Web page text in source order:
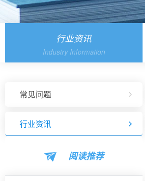
行业资讯
Industry Information
常见问题
行业资讯
阅读推荐